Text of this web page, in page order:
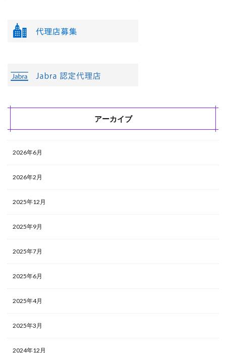
アーカイブ
2026年6月
2026年2月
2025年12月
2025年9月
2025年7月
2025年6月
2025年4月
2025年3月
2024年12月